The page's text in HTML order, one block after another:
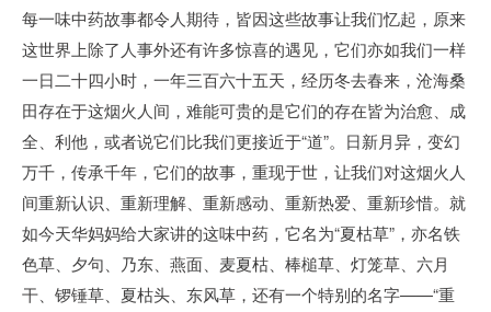
每一味中药故事都令人期待，皆因这些故事让我们忆起，原来
这世界上除了人事外还有许多惊喜的遇见，它们亦如我们一样
一日二十四小时，一年三百六十五天，经历冬去春来，沧海桑
田存在于这烟火人间，难能可贵的是它们的存在皆为治愈、成
全、利他，或者说它们比我们更接近于“道”。日新月异，变幻
万千，传承千年，它们的故事，重现于世，让我们对这烟火人
间重新认识、重新理解、重新感动、重新热爱、重新珍惜。就
如今天华妈妈给大家讲的这味中药，它名为“夏枯草”，亦名铁
色草、夕句、乃东、燕面、麦夏枯、棒槌草、灯笼草、六月
干、锣锤草、夏枯头、东风草，还有一个特别的名字——“重